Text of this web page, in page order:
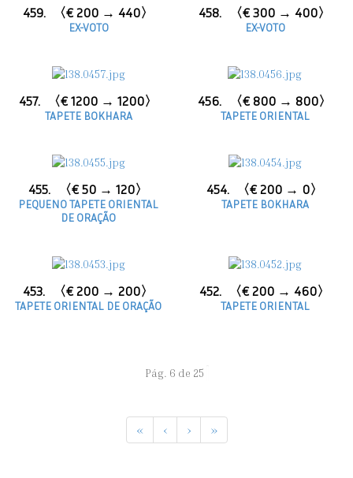
459. 〈€ 200 → 440〉
EX-VOTO
458. 〈€ 300 → 400〉
EX-VOTO
457. 〈€ 1200 → 1200〉
TAPETE BOKHARA
456. 〈€ 800 → 800〉
TAPETE ORIENTAL
455. 〈€ 50 → 120〉
PEQUENO TAPETE ORIENTAL
DE ORAÇÃO
454. 〈€ 200 → 0〉
TAPETE BOKHARA
453. 〈€ 200 → 200〉
TAPETE ORIENTAL DE ORAÇÃO
452. 〈€ 200 → 460〉
TAPETE ORIENTAL
Pág. 6 de 25
« ‹ › »